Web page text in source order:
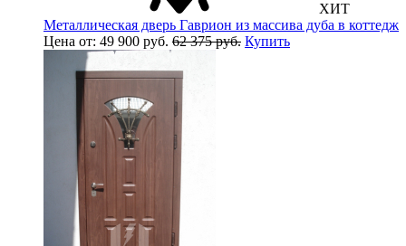
ХИТ
Металлическая дверь Гаврион из массива дуба в коттедж
Цена от: 49 900 руб. 62 375 руб. Купить